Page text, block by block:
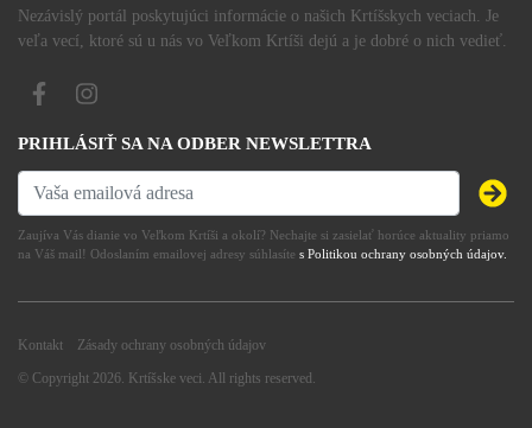
Nezávislý portál poskytujúci informácie o našich Krtíšskych veciach. Je
veľa vecí, ktoré sú u nás vo Veľkom Krtíši dejú a je dobré o nich vedieť.
PRIHLÁSIŤ SA NA ODBER NEWSLETTRA
Zaujíva Vás dianie vo Veľkom Krtíši a okolí? Nechajte si zasielať horúce aktuality priamo
na Váš mail! Odoslaním emailovej adresy súhlasíte s Politikou ochrany osobných údajov.
© Copyright 2026. Krtíšske veci. All rights reserved.
Kontakt Zásady ochrany osobných údajov